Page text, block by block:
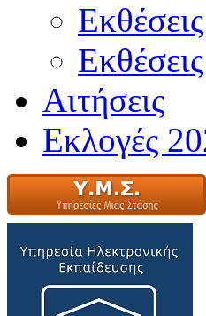
Αιτήσεις
Εκλογές